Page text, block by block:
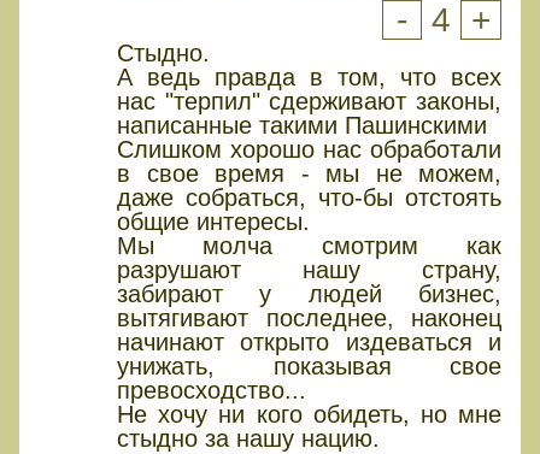
- 4 +
Стыдно.
А ведь правда в том, что всех
нас "терпил" cдерживают законы,
написанные такими Пашинскими
Слишком хорошо нас обработали
в свое время - мы не можем,
даже собраться, что-бы отстоять
общие интересы.
Мы молча смотрим как
разрушают нашу страну,
забирают у людей бизнес,
вытягивают последнее, наконец
начинают открыто издеваться и
унижать, показывая свое
превосходство...
Не хочу ни кого обидеть, но мне
стыдно за нашу нацию.